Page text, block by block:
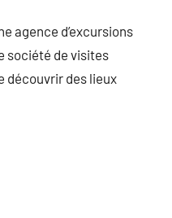
agence d’excursions
société de visites
découvrir des lieux